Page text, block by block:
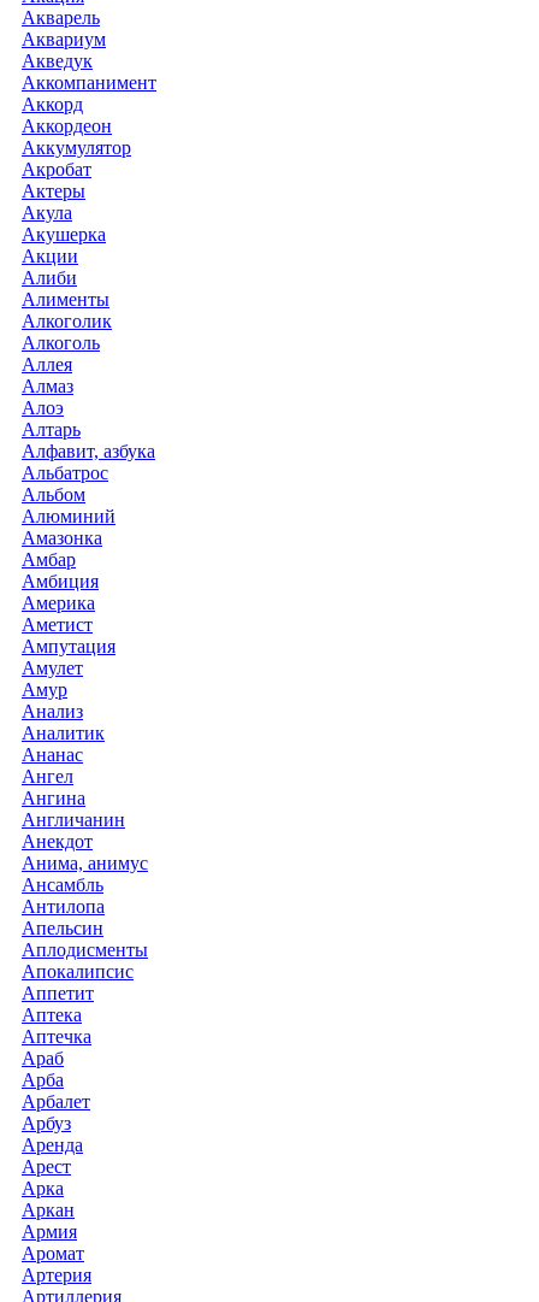
Акварель
Аквариум
Акведук
Аккомпанимент
Аккорд
Аккордеон
Аккумулятор
Акробат
Актеры
Акула
Акушерка
Акции
Алиби
Алименты
Алкоголик
Алкоголь
Аллея
Алмаз
Алоэ
Алтарь
Алфавит, азбука
Альбатрос
Альбом
Алюминий
Амазонка
Амбар
Амбиция
Америка
Аметист
Ампутация
Амулет
Амур
Анализ
Аналитик
Ананас
Ангел
Ангина
Англичанин
Анекдот
Анима, анимус
Ансамбль
Антилопа
Апельсин
Аплодисменты
Апокалипсис
Аппетит
Аптека
Аптечка
Араб
Арба
Арбалет
Арбуз
Аренда
Арест
Арка
Аркан
Армия
Аромат
Артерия
Артиллерия